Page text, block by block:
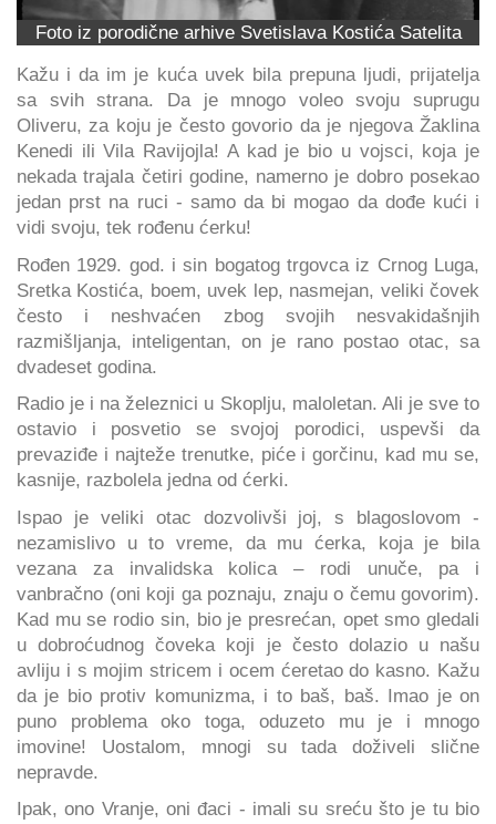
Foto iz porodične arhive Svetislava Kostića Satelita
Kažu i da im je kuća uvek bila prepuna ljudi, prijatelja
sa svih strana. Da je mnogo voleo svoju suprugu
Oliveru, za koju je često govorio da je njegova Žaklina
Kenedi ili Vila Ravijojla! A kad je bio u vojsci, koja je
nekada trajala četiri godine, namerno je dobro posekao
jedan prst na ruci - samo da bi mogao da dođe kući i
vidi svoju, tek rođenu ćerku!
Rođen 1929. god. i sin bogatog trgovca iz Crnog Luga,
Sretka Kostića, boem, uvek lep, nasmejan, veliki čovek
često i neshvaćen zbog svojih nesvakidašnjih
razmišljanja, inteligentan, on je rano postao otac, sa
dvadeset godina.
Radio je i na železnici u Skoplju, maloletan. Ali je sve to
ostavio i posvetio se svojoj porodici, uspevši da
prevaziđe i najteže trenutke, piće i gorčinu, kad mu se,
kasnije, razbolela jedna od ćerki.
Ispao je veliki otac dozvolivši joj, s blagoslovom -
nezamislivo u to vreme, da mu ćerka, koja je bila
vezana za invalidska kolica – rodi unuče, pa i
vanbračno (oni koji ga poznaju, znaju o čemu govorim).
Kad mu se rodio sin, bio je presrećan, opet smo gledali
u dobroćudnog čoveka koji je često dolazio u našu
avliju i s mojim stricem i ocem ćeretao do kasno. Kažu
da je bio protiv komunizma, i to baš, baš. Imao je on
puno problema oko toga, oduzeto mu je i mnogo
imovine! Uostalom, mnogi su tada doživeli slične
nepravde.
Ipak, ono Vranje, oni đaci - imali su sreću što je tu bio